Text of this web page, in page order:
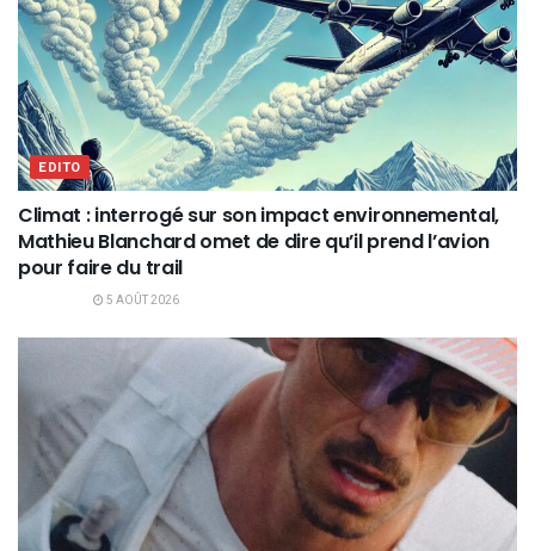
EDITO
Climat : interrogé sur son impact environnemental,
Mathieu Blanchard omet de dire qu’il prend l’avion
pour faire du trail
5 AOÛT 2026